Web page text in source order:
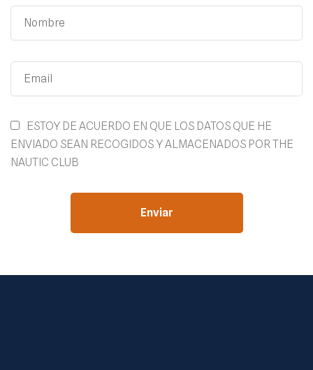
ESTOY DE ACUERDO EN QUE LOS DATOS QUE HE
ENVIADO SEAN RECOGIDOS Y ALMACENADOS POR THE
NAUTIC CLUB
Enviar